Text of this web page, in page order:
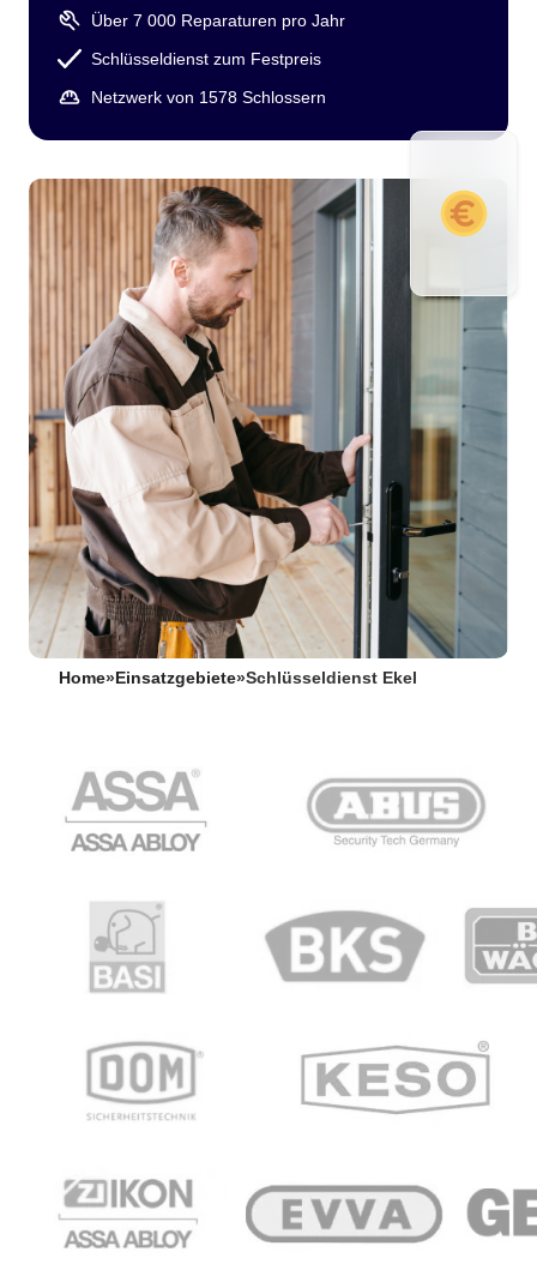
Über 7 000 Reparaturen pro Jahr
Schlüsseldienst zum Festpreis
Netzwerk von 1578 Schlossern
Home» Einsatzgebiete»Schlüsseldienst Ekel